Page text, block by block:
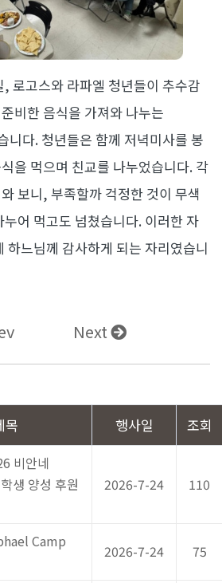
로고스와 라파엘 청년들이 추수감
비한 음식을 가져와 나누는
다. 청년들은 함께 저녁미사를 봉
을 먹으며 친교를 나누었습니다. 각
보니, 부족할까 걱정한 것이 무색
어 먹고도 넘쳤습니다. 이러한 자
하느님께 감사하게 되는 자리였습니
Next
목 행사일 조회
비안네
생 양성 후원
2026-7-24 110
Camp
2026-7-24 75